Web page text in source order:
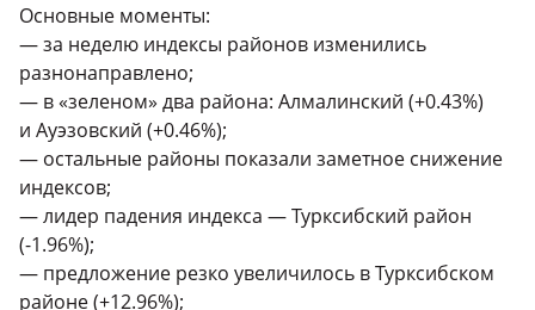
Основные моменты:
— за неделю индексы районов изменились
разнонаправлено;
— в «зеленом» два района: Алмалинский (+0.43%)
и Ауэзовский (+0.46%);
— остальные районы показали заметное снижение
индексов;
— лидер падения индекса — Турксибский район
(-1.96%);
— предложение резко увеличилось в Турксибском
районе (+12.96%);